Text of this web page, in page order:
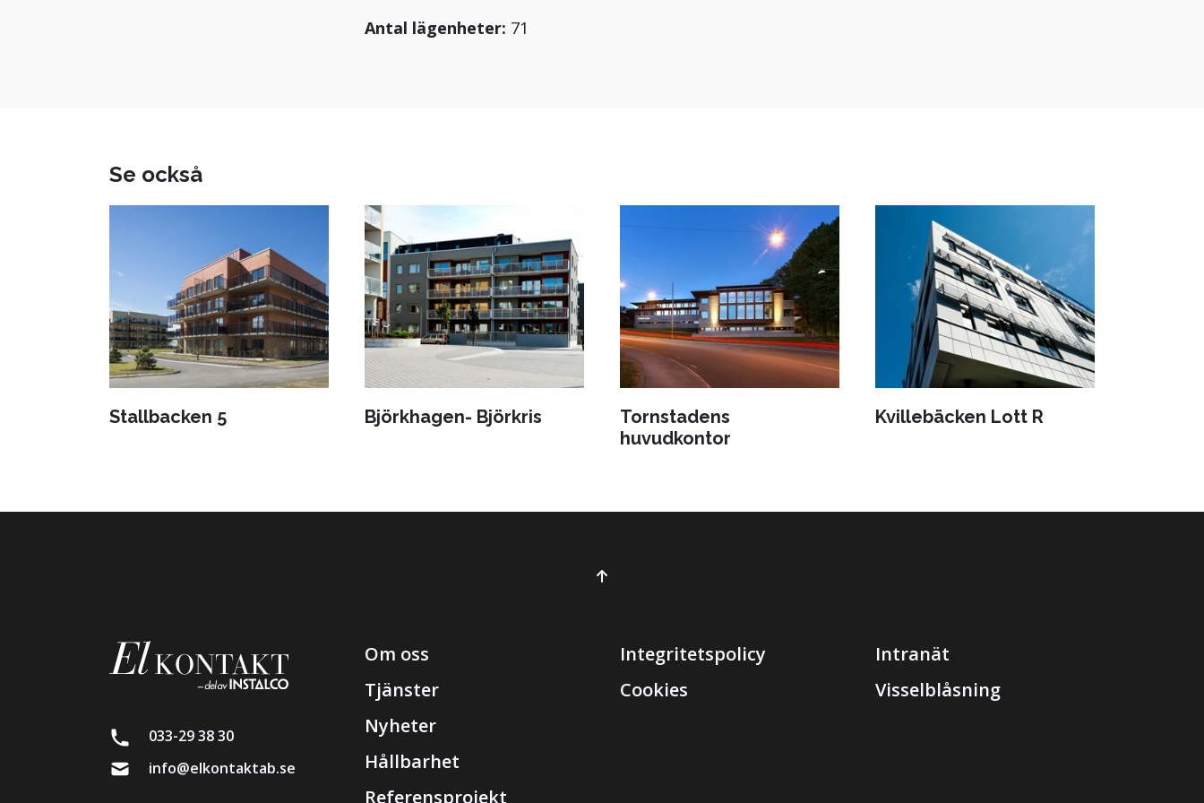
Antal lägenheter: 71
Se också
Stallbacken 5 Björkhagen- Björkris
Tornstadens
huvudkontor
Kvillebäcken Lott R
033-29 38 30
info@elkontaktab.se
Om oss
Tjänster
Nyheter
Hållbarhet
Referensprojekt
Integritetspolicy
Cookies
Intranät
Visselblåsning